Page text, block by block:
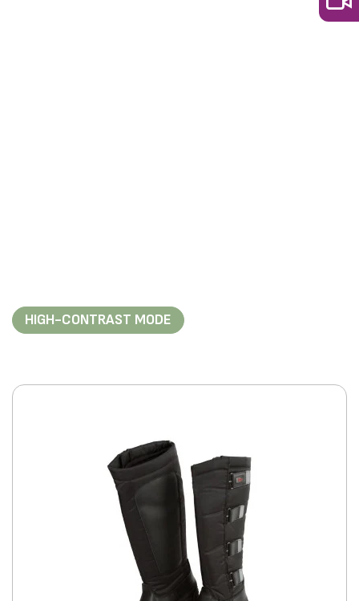
HIGH-CONTRAST MODE